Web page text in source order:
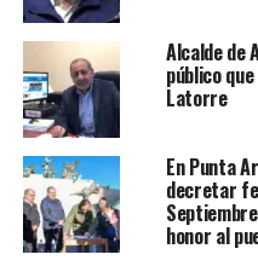
Alcalde de
público
Latorre
En Punta
decretar
honor al